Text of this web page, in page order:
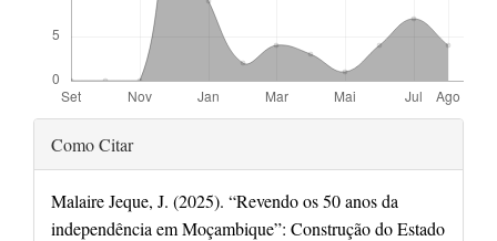
Detalhes
do
artigo
Como Citar
Malaire Jeque, J. (2025). “Revendo os 50 anos da
independência em Moçambique”: Construção do Estado